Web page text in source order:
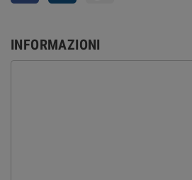
INFORMAZIONI